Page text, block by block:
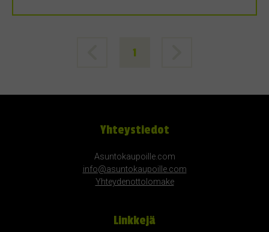
1
Yhteystiedot
Asuntokaupoille.com
info@asuntokaupoille.com
Yhteydenottolomake
Linkkejä